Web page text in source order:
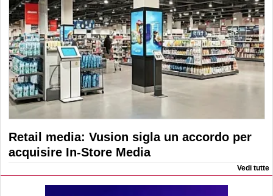
Retail media: Vusion sigla un accordo per
acquisire In-Store Media
Vedi tutte